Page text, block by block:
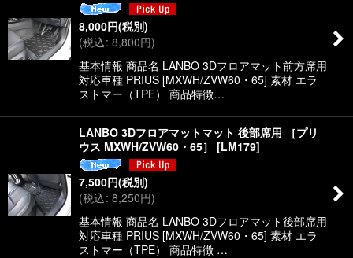
8,000円(税別)
(税込: 8,800円)
基本情報 商品名 LANBO 3Dフロアマット前方席用
対応車種 PRIUS [MXWH/ZVW60・65] 素材 エラ
ストマー（TPE） 商品特徴…
LANBO 3Dフロアマットマット 後部席用 ［プリ
ウス MXWH/ZVW60・65］
[LM179]
7,500円(税別)
(税込: 8,250円)
基本情報 商品名 LANBO 3Dフロアマット後部席用
対応車種 PRIUS [MXWH/ZVW60・65] 素材 エラ
ストマー（TPE） 商品特徴 …